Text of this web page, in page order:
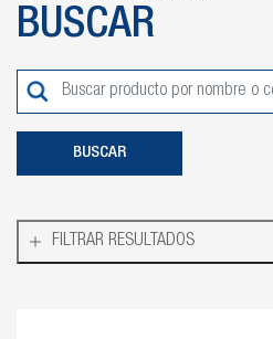
BUSCAR
FILTRAR RESULTADOS